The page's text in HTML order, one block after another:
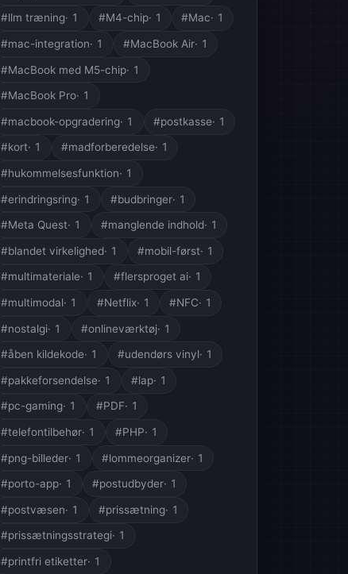
#llm træning· 1 #M4-chip· 1 #Mac· 1
#mac-integration· 1 #MacBook Air· 1
#MacBook med M5-chip· 1
#MacBook Pro· 1
#macbook-opgradering· 1 #postkasse· 1
#kort· 1 #madforberedelse· 1
#hukommelsesfunktion· 1
#erindringsring· 1 #budbringer· 1
#Meta Quest· 1 #manglende indhold· 1
#blandet virkelighed· 1 #mobil-først· 1
#multimateriale· 1 #flersproget ai· 1
#multimodal· 1 #Netflix· 1 #NFC· 1
#nostalgi· 1 #onlineværktøj· 1
#åben kildekode· 1 #udendørs vinyl· 1
#pakkeforsendelse· 1 #lap· 1
#pc-gaming· 1 #PDF· 1
#telefontilbehør· 1 #PHP· 1
#png-billeder· 1 #lommeorganizer· 1
#porto-app· 1 #postudbyder· 1
#postvæsen· 1 #prissætning· 1
#prissætningsstrategi· 1
#printfri etiketter· 1